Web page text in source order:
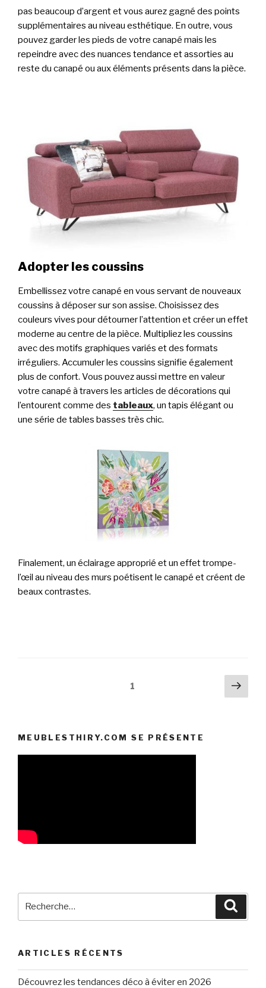
pas beaucoup d’argent et vous aurez gagné des points
supplémentaires au niveau esthétique. En outre, vous
pouvez garder les pieds de votre canapé mais les
repeindre avec des nuances tendance et assorties au
reste du canapé ou aux éléments présents dans la pièce.
Adopter les coussins
Embellissez votre canapé en vous servant de nouveaux
coussins à déposer sur son assise. Choisissez des
couleurs vives pour détourner l’attention et créer un effet
moderne au centre de la pièce. Multipliez les coussins
avec des motifs graphiques variés et des formats
irréguliers. Accumuler les coussins signifie également
plus de confort. Vous pouvez aussi mettre en valeur
votre canapé à travers les articles de décorations qui
l’entourent comme des tableaux, un tapis élégant ou
une série de tables basses très chic.
Finalement, un éclairage approprié et un effet trompe-
l’œil au niveau des murs poétisent le canapé et créent de
beaux contrastes.
1
MEUBLESTHIRY.COM SE PRÉSENTE
ARTICLES RÉCENTS
Découvrez les tendances déco à éviter en 2026